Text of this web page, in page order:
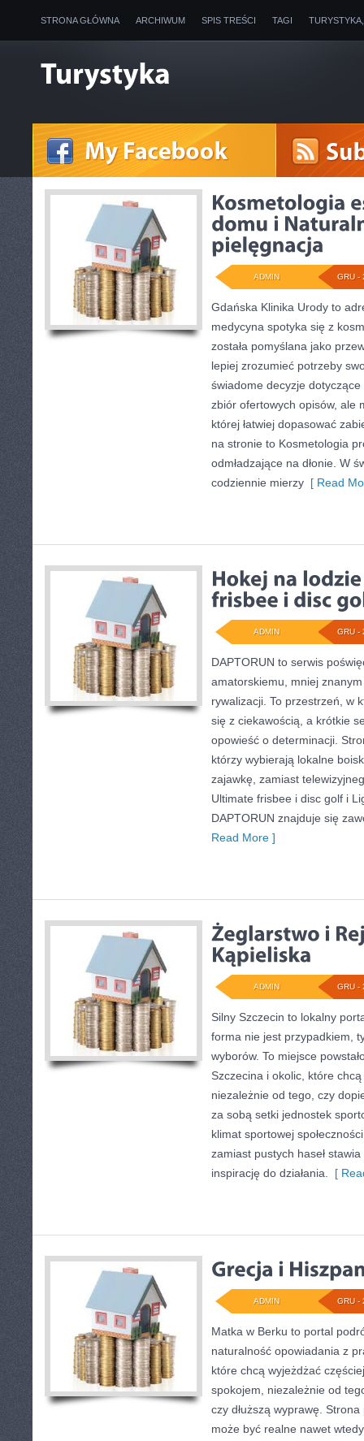
STRONA GŁÓWNA ARCHIWUM SPIS TREŚCI TAGI
GRU -
ADMIN
Gdańska Klinika Urody to
medycyna spotyka się z
została pomyślana jako
lepiej zrozumieć potrzeby
świadome decyzje
zbiór ofertowych opisów, ale
której łatwiej dopasować
na stronie to Kosmetologia
odmładzające na dłonie. W
codziennie mierzy [ Read
GRU -
ADMIN
DAPTORUN to serwis
amatorskiemu, mniej
rywalizacji. To przestrzeń, w
się z ciekawością, a krótkie
opowieść o determinacji.
którzy wybierają lokalne
zajawkę, zamiast
Ultimate frisbee i disc golf i
DAPTORUN znajduje się
Read More ]
GRU -
ADMIN
Silny Szczecin to lokalny
forma nie jest przypadkiem,
wyborów. To miejsce
Szczecina i okolic, które
niezależnie od tego, czy
za sobą setki jednostek
klimat sportowej
zamiast pustych haseł
inspirację do działania.
[
GRU -
ADMIN
Matka w Berku to portal
naturalność opowiadania z
które chcą wyjeżdżać
spokojem, niezależnie od
czy dłuższą wyprawę.
może być realne nawet